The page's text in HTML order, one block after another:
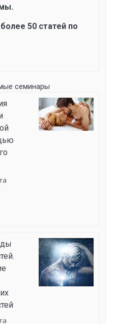
.
50 статей по
семинары